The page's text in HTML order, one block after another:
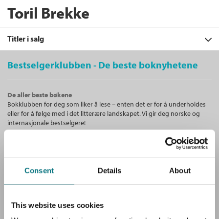
Consent Details About
This website uses cookies
Toril Brekke
Titler i salg
KATEGORI +
Alle
FORMAT +
Nedlastbar lydbok (1)
+
Bokmål (2)
Den hemmelige tvillingen
Toril Brekke
Nedlastbar lydbok Bokmål 2021
Toril Brekke,Jon Ewo,Klaus Hagerup,
Rønnaug Kleiva
Bestselgerklubben - De beste boknyhetene
De aller beste bøkene
Bokklubben for deg som liker å lese – enten det er for å underholdes
eller for å følge med i det litterære landskapet. Vi gir deg norske og
internasjonale bestselgere!
opptil 80 % rabatt på bøker og fine ting.
Gratis medlemsblad
Du mottar klubbens medlemsblad GRATIS, med en fyldig presentasjon